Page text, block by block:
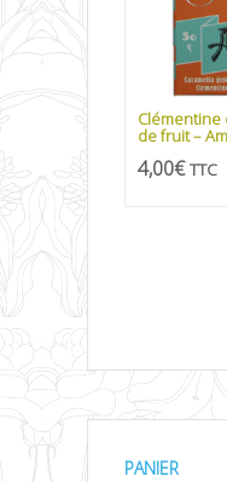
Clémentine
de fruit –
4,00€ TTC
PANIER